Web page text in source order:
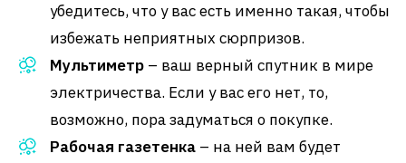
убедитесь, что у вас есть именно такая, чтобы
избежать неприятных сюрпризов.
Мультиметр – ваш верный спутник в мире
электричества. Если у вас его нет, то,
возможно, пора задуматься о покупке.
Рабочая газетенка – на ней вам будет